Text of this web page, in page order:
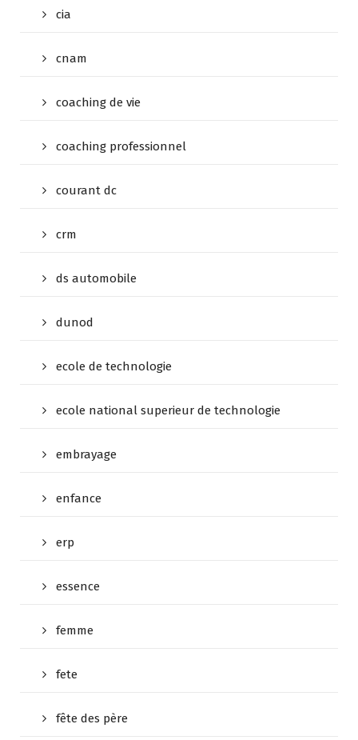
cia
cnam
coaching de vie
coaching professionnel
courant dc
crm
ds automobile
dunod
ecole de technologie
ecole national superieur de technologie
embrayage
enfance
erp
essence
femme
fete
fête des père